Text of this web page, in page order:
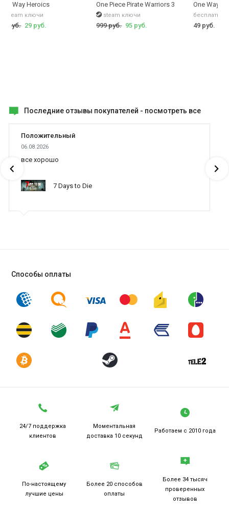
Way Heroics
steam ключи
руб. 29 руб.
One Piece Pirate Warriors 3
steam ключи
999 руб. 95 руб.
One Way
49 руб.
Последние отзывы покупателей - посмотреть все
Положительный
06.08.2026
все хорошо
7 Days to Die
Способы оплаты
24/7 поддержка
клиентов
Моментальная
доставка 10 секунд
Работаем с 2010 года
По-настоящему
лучшие цены
Более 20 способов
оплаты
Более 34 тысяч
проверенных
отзывов